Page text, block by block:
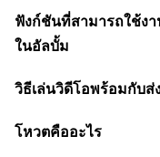
ฟังก์ชันที่สามารถใช้งา
ในอัลบั้ม
วิธีเล่นวิดีโอพร้อมกับ
โหวตคืออะไร